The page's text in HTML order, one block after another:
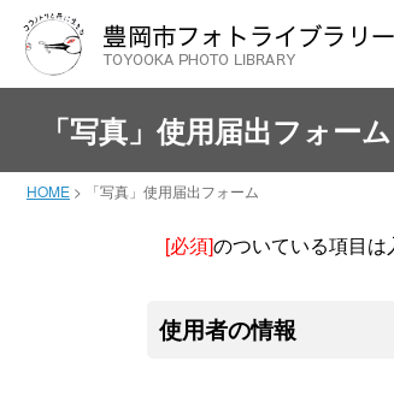
「写真」使用届出フォーム
HOME > 「写真」使用届出フォーム
[必須]のついている項目は
使用者の情報